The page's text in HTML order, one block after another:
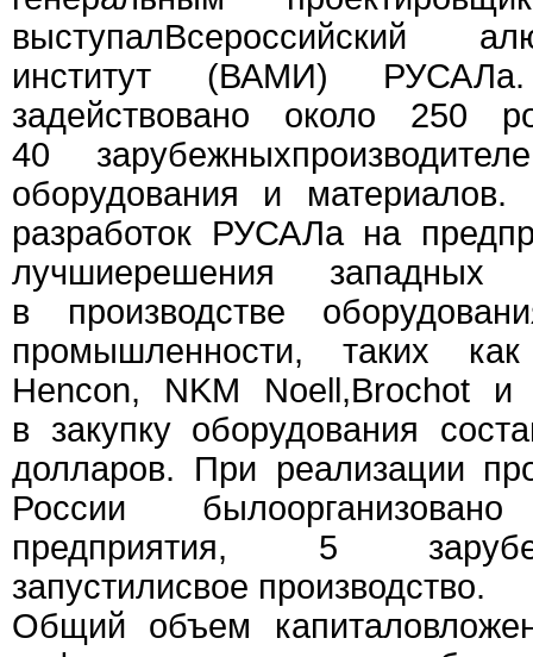
выступалВсероссийский
институт (ВАМИ)
задействовано около 250
40
оборудования и материалов.
разработок РУСАЛа на
лучшиерешения западных
в производстве
промышленности, таких
Hencon, NKM Noell,Brochot и
в закупку оборудования
долларов. При реализации
России
предприятия, 5
запустилисвое производство.
Общий объем